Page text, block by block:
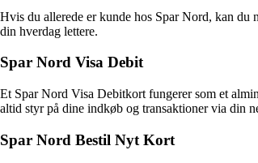
Hvis du allerede er kunde hos Spar Nord, kan
din hverdag lettere.
Spar Nord Visa Debit
Et Spar Nord Visa Debitkort fungerer som et
altid styr på dine indkøb og transaktioner via din
Spar Nord Bestil Nyt Kort